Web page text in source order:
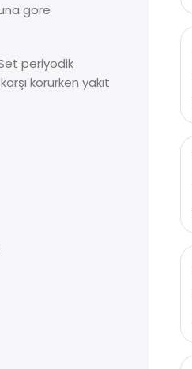
göre
periyodik
korurken yakıt